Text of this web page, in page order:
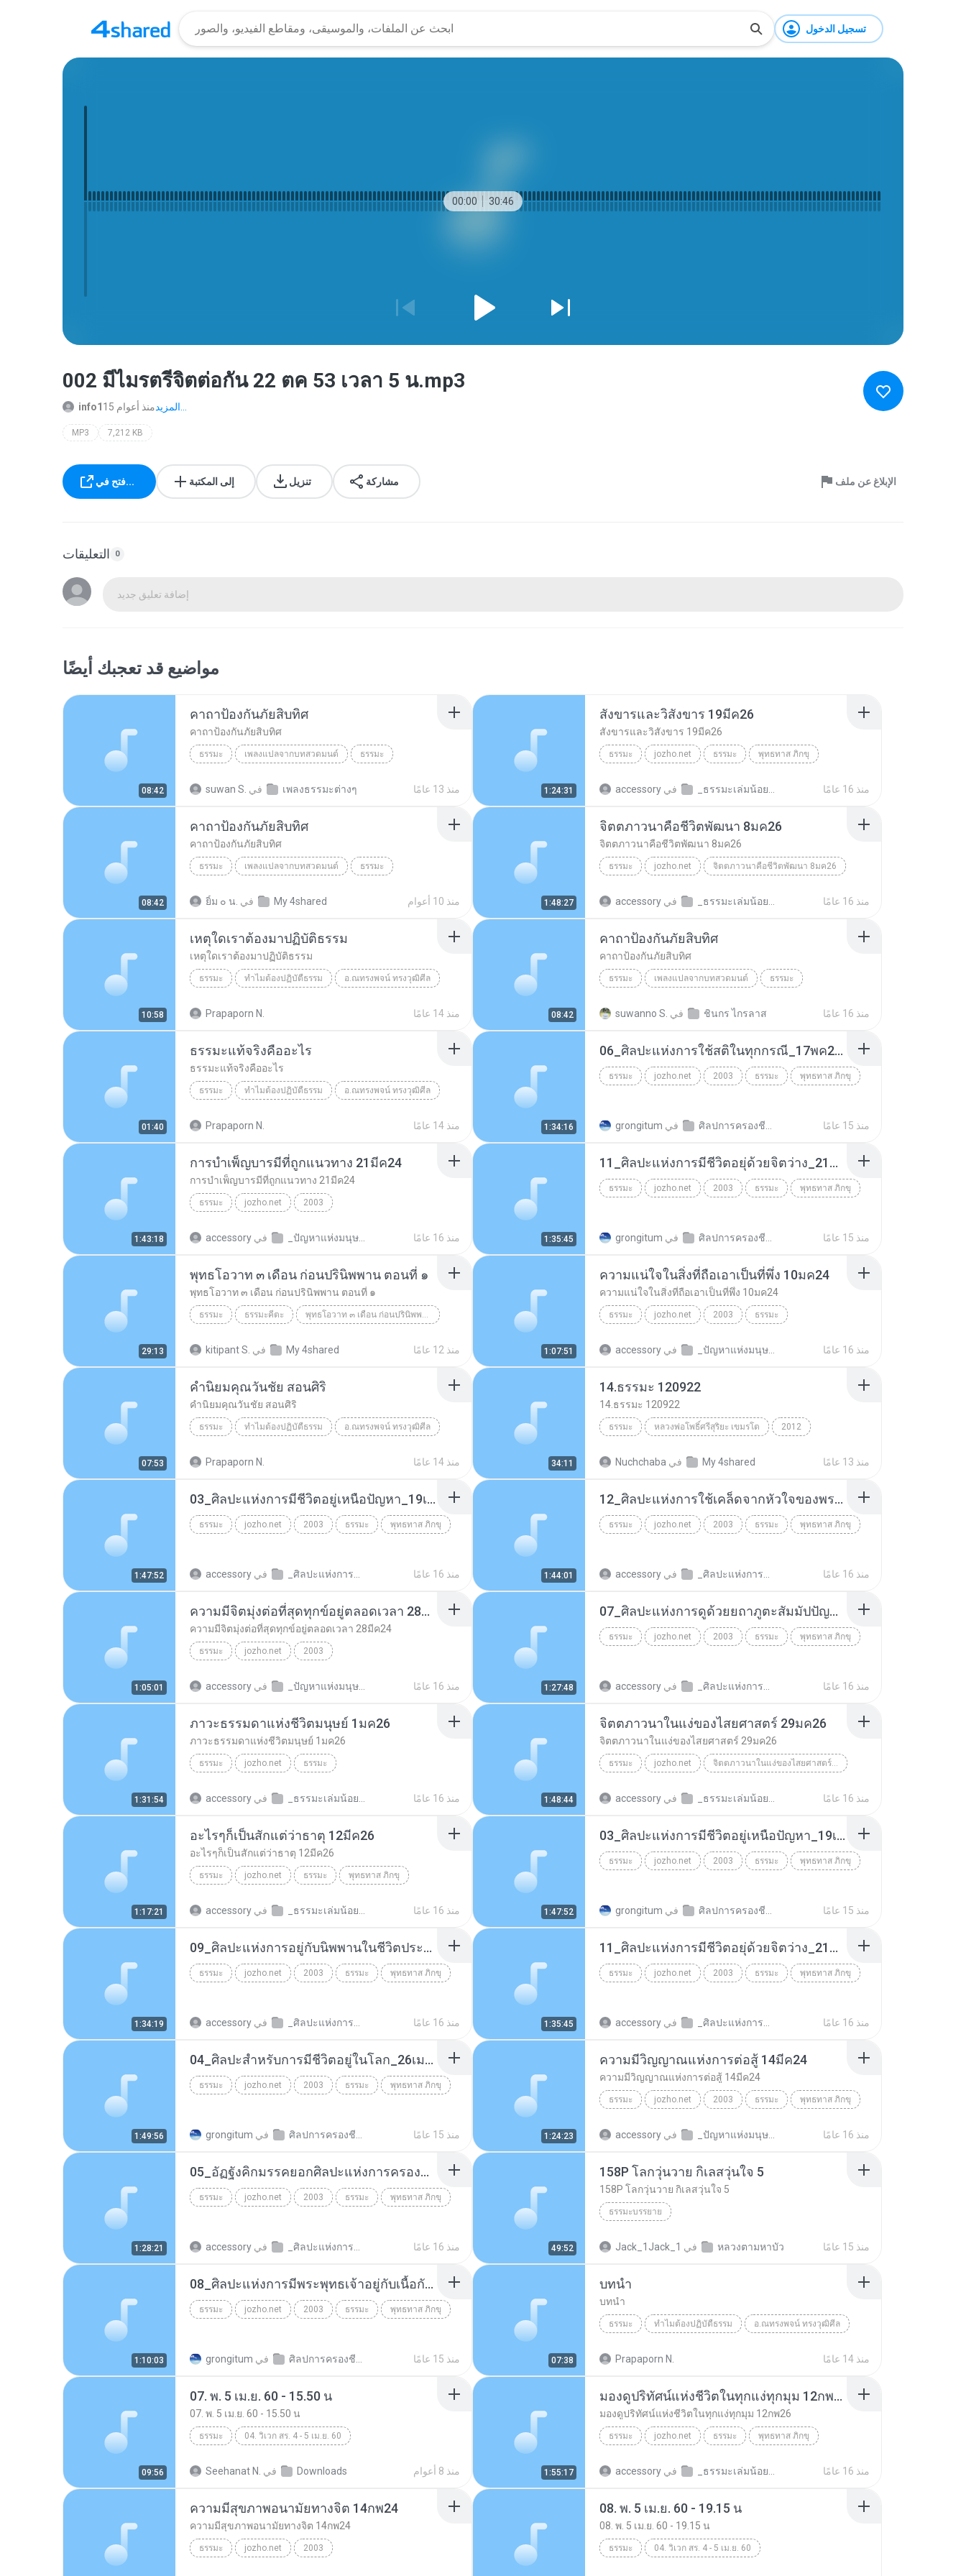
تسجيل الدخول
00:00 30:46
002 มีไมรตรีจิตต่อกัน 22 ตค 53 เวลา 5 น.mp3
info1 15 منذ أعوام
MP3 7,212 KB
فتح في... إلى المكتبة تنزيل مشاركة الإبلاغ عن ملف
التعليقات 0
إضافة تعليق جديد
مواضيع قد تعجبك أيضًا
08:42
คาถาป้องกันภัยสิบทิศ
คาถาป้องกันภัยสิบทิศ
ธรรมะ เพลงแปลจากบทสวดมนต์ ธรรมะ
suwan S. في เพลงธรรมะต่างๆ منذ 13 عامًا 1:24:31
สังขารและวิสังขาร 19มีค26
สังขารและวิสังขาร 19มีค26
ธรรมะ jozho.net ธรรมะ พุทธทาส ภิกขุ
accessory في منذ 16 عامًا
08:42
คาถาป้องกันภัยสิบทิศ
คาถาป้องกันภัยสิบทิศ
ธรรมะ เพลงแปลจากบทสวดมนต์ ธรรมะ
ยิ้ม ๐ น. في My 4shared منذ 10 أعوام 1:48:27
จิตตภาวนาคือชีวิตพัฒนา 8มค26
จิตตภาวนาคือชีวิตพัฒนา 8มค26
ธรรมะ jozho.net จิตตภาวนาคือชีวิตพัฒนา 8มค26
accessory في منذ 16 عامًا
10:58
เหตุใดเราต้องมาปฏิบัติธรรม
เหตุใดเราต้องมาปฏิบัติธรรม
ธรรมะ ทำไมต้องปฏิบัตืธรรม อ.ณทรงพจน์ ทรงวุฒิศีล
Prapaporn N. منذ 14 عامًا 08:42
คาถาป้องกันภัยสิบทิศ
คาถาป้องกันภัยสิบทิศ
ธรรมะ เพลงแปลจากบทสวดมนต์ ธรรมะ
suwanno S. في ชินกร ไกรลาส منذ 16 عامًا
01:40
ธรรมะแท้จริงคืออะไร
ธรรมะแท้จริงคืออะไร
ธรรมะ ทำไมต้องปฏิบัตืธรรม อ.ณทรงพจน์ ทรงวุฒิศีล
Prapaporn N. منذ 14 عامًا 1:34:16
06_ศิลปะแห่งการใช้สติในทุกกรณี_17พค23.mp3
ธรรมะ jozho.net 2003 ธรรมะ พุทธทาส ภิกขุ
grongitum في منذ 15 عامًا
1:43:18
การบำเพ็ญบารมีที่ถูกแนวทาง 21มีค24
การบำเพ็ญบารมีที่ถูกแนวทาง 21มีค24
ธรรมะ jozho.net 2003
accessory في منذ 16 عامًا 1:35:45
11_ศิลปะแห่งการมีชีวิตอยุ่ด้วยจิตว่าง_21มิย23.mp3
ธรรมะ jozho.net 2003 ธรรมะ พุทธทาส ภิกขุ
grongitum في منذ 15 عامًا
29:13
พุทธโอวาท ๓ เดือน ก่อนปรินิพพาน ตอนที่ ๑
พุทธโอวาท ๓ เดือน ก่อนปรินิพพาน ตอนที่ ๑
ธรรมะ ธรรมะคีตะ พุทธโอวาท ๓ เดือน ก่อนปรินิพพาน ตอนที่ ๑
kitipant S. في My 4shared منذ 12 عامًا 1:07:51
ความแน่ใจในสิ่งที่ถือเอาเป็นที่พึ่ง 10มค24
ความแน่ใจในสิ่งที่ถือเอาเป็นที่พึ่ง 10มค24
ธรรมะ jozho.net 2003 ธรรมะ
accessory في منذ 16 عامًا
07:53
คำนิยมคุณวันชัย สอนศิริ
คำนิยมคุณวันชัย สอนศิริ
ธรรมะ ทำไมต้องปฏิบัตืธรรม อ.ณทรงพจน์ ทรงวุฒิศีล
Prapaporn N. منذ 14 عامًا 34:11
14.ธรรมะ 120922
14.ธรรมะ 120922
ธรรมะ หลวงพ่อโพธิ์ศรีสุริยะ เขมรโต 2012
Nuchchaba في My 4shared منذ 13 عامًا
1:47:52
03_ศิลปะแห่งการมีชีวิตอยู่เหนือปัญหา_19เมย23.mp3
ธรรมะ jozho.net 2003 ธรรมะ พุทธทาส ภิกขุ
accessory في منذ 16 عامًا 1:44:01
12_ศิลปะแห่งการใช้เคล็ดจากหัวใจของพระธรรม_28มิย23.mp3
ธรรมะ jozho.net 2003 ธรรมะ พุทธทาส ภิกขุ
accessory في منذ 16 عامًا
1:05:01
ความมีจิตมุ่งต่อที่สุดทุกข์อยู่ตลอดเวลา 28มีค24
ความมีจิตมุ่งต่อที่สุดทุกข์อยู่ตลอดเวลา 28มีค24
ธรรมะ jozho.net 2003
accessory في منذ 16 عامًا 1:27:48
07_ศิลปะแห่งการดูด้วยยถาภูตะสัมมัปปัญญา_24พค23.mp3
ธรรมะ jozho.net 2003 ธรรมะ พุทธทาส ภิกขุ
accessory في منذ 16 عامًا
1:31:54
ภาวะธรรมดาแห่งชีวิตมนุษย์ 1มค26
ภาวะธรรมดาแห่งชีวิตมนุษย์ 1มค26
ธรรมะ jozho.net ธรรมะ
accessory في منذ 16 عامًا 1:48:44
จิตตภาวนาในแง่ของไสยศาสตร์ 29มค26
จิตตภาวนาในแง่ของไสยศาสตร์ 29มค26
ธรรมะ jozho.net จิตตภาวนาในแง่ของไสยศาสตร์ 29มค26
accessory في منذ 16 عامًا
1:17:21
อะไรๆก็เป็นสักแต่ว่าธาตุ 12มีค26
อะไรๆก็เป็นสักแต่ว่าธาตุ 12มีค26
ธรรมะ jozho.net ธรรมะ พุทธทาส ภิกขุ
accessory في منذ 16 عامًا 1:47:52
03_ศิลปะแห่งการมีชีวิตอยู่เหนือปัญหา_19เมย23.mp3
ธรรมะ jozho.net 2003 ธรรมะ พุทธทาส ภิกขุ
grongitum في منذ 15 عامًا
1:34:19
09_ศิลปะแห่งการอยู่กับนิพพานในชีวิตประจำวัน_7มิย23.mp3
ธรรมะ jozho.net 2003 ธรรมะ พุทธทาส ภิกขุ
accessory في منذ 16 عامًا 1:35:45
11_ศิลปะแห่งการมีชีวิตอยุ่ด้วยจิตว่าง_21มิย23.mp3
ธรรมะ jozho.net 2003 ธรรมะ พุทธทาส ภิกขุ
accessory في منذ 16 عامًا
1:49:56
04_ศิลปะสำหรับการมีชีวิตอยู่ในโลก_26เมย23.mp3
ธรรมะ jozho.net 2003 ธรรมะ พุทธทาส ภิกขุ
grongitum في منذ 15 عامًا 1:24:23
ความมีวิญญาณแห่งการต่อสู้ 14มีค24
ความมีวิญญาณแห่งการต่อสู้ 14มีค24
ธรรมะ jozho.net 2003 ธรรมะ พุทธทาส ภิกขุ
accessory في منذ 16 عامًا
1:28:21
05_อัฏฐังคิกมรรคยอกศิลปะแห่งการครองชีวิต_10พค23.mp3
ธรรมะ jozho.net 2003 ธรรมะ พุทธทาส ภิกขุ
accessory في منذ 16 عامًا 49:52
158P โลกวุ่นวาย กิเลสวุ่นใจ 5
158P โลกวุ่นวาย กิเลสวุ่นใจ 5
ธรรมะบรรยาย
Jack_1Jack_1 في หลวงตามหาบัว منذ 15 عامًا
1:10:03
08_ศิลปะแห่งการมีพระพุทธเจ้าอยู่กับเนื้อกับตัว_31พค23.mp3
ธรรมะ jozho.net 2003 ธรรมะ พุทธทาส ภิกขุ
grongitum في منذ 15 عامًا 07:38
บทนำ
บทนำ
ธรรมะ ทำไมต้องปฏิบัตืธรรม อ.ณทรงพจน์ ทรงวุฒิศีล
Prapaporn N. منذ 14 عامًا
09:56
07. พ. 5 เม.ย. 60 - 15.50 น
07. พ. 5 เม.ย. 60 - 15.50 น
ธรรมะ 04. วิเวก สร. 4 - 5 เม.ย. 60
Seehanat N. في Downloads منذ 8 أعوام 1:55:17
มองดูปริทัศน์แห่งชีวิตในทุกแง่ทุกมุม 12กพ26
มองดูปริทัศน์แห่งชีวิตในทุกแง่ทุกมุม 12กพ26
ธรรมะ jozho.net ธรรมะ พุทธทาส ภิกขุ
accessory في منذ 16 عامًا
ความมีสุขภาพอนามัยทางจิต 14กพ24
ความมีสุขภาพอนามัยทางจิต 14กพ24
ธรรมะ jozho.net 2003
08. พ. 5 เม.ย. 60 - 19.15 น
08. พ. 5 เม.ย. 60 - 19.15 น
ธรรมะ 04. วิเวก สร. 4 - 5 เม.ย. 60